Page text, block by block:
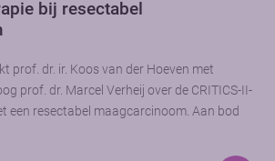
bij resectabel
prof. dr. ir. Koos van der Hoeven met
prof. dr. Marcel Verheij over de CRITICS-II-
een resectabel maagcarcinoom. Aan bod